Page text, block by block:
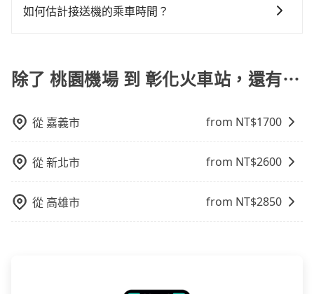
車或者要載其他乘客的人來說就有不小的風險。最後，
下車時才會知道當次車資費用，較不易掌握您的交通預
同時，勾選「 預定來回，價錢更優惠」選項，系統會在
如何估計接送機的乘車時間？
外抓30分鐘的彈性時間。比方說正常台中到桃園機場要
1.5小時的車程，班機預計早上10點起飛，那保險就是早
1小時到機場已經綽綽有餘了。對於國際航線入境旅客來
李出關，而外籍旅客則可能需要60~90分鐘的時間，建
議選擇離開機場的乘車時間抓在班機預計落地後的1小
時。但如果是國內航線的旅客，預約班機落地後30分鐘
的乘車時間即可。
除了 桃園機場 到 彰化火車站，還有⋯
從 嘉義市 from NT$1700
從新北市 from NT$2600
從 高雄市 from NT$2850